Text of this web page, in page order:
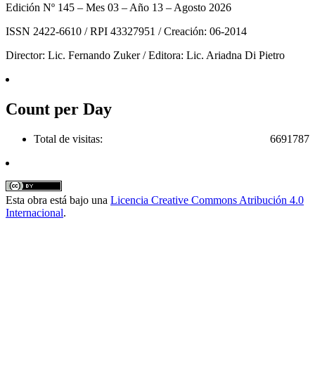
Edición Nº 145 – Mes 03 – Año 13 – Agosto 2026
ISSN 2422-6610 / RPI 43327951 / Creación: 06-2014
Director: Lic. Fernando Zuker / Editora: Lic. Ariadna Di Pietro
Count per Day
6691787
Total de visitas:
Esta obra está bajo una Licencia Creative Commons Atribución 4.0
Internacional.